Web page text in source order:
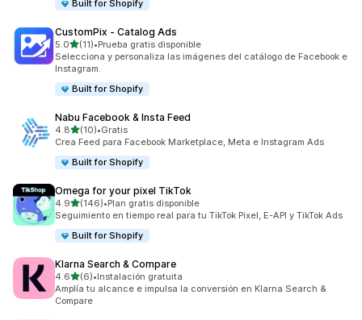
Built for Shopify
CustomPix ‑ Catalog Ads
5.0de 5 estrellas
(11)
11 reseñas en total
•Prueba gratis disponible
Selecciona y personaliza las imágenes del catálogo de Facebook e
Instagram.
Built for Shopify
Nabu Facebook & Insta Feed
4.8de 5 estrellas
(10)
10 reseñas en total
•Gratis
Crea Feed para Facebook Marketplace, Meta e Instagram Ads
Built for Shopify
Omega for your pixel TikTok
4.9de 5 estrellas
(146)
146 reseñas en total
•Plan gratis disponible
Seguimiento en tiempo real para tu TikTok Pixel, E-API y TikTok Ads
Built for Shopify
Klarna Search & Compare
4.6de 5 estrellas
(6)
6 reseñas en total
•Instalación gratuita
Amplía tu alcance e impulsa la conversión en Klarna Search &
Compare